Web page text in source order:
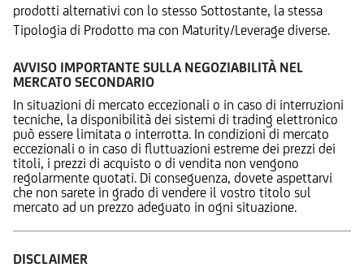
prodotti alternativi con lo stesso Sottostante, la stessa
Tipologia di Prodotto ma con Maturity/Leverage diverse.
AVVISO IMPORTANTE SULLA NEGOZIABILITÀ NEL
MERCATO SECONDARIO
In situazioni di mercato eccezionali o in caso di interruzioni
tecniche, la disponibilità dei sistemi di trading elettronico
può essere limitata o interrotta. In condizioni di mercato
eccezionali o in caso di fluttuazioni estreme dei prezzi dei
titoli, i prezzi di acquisto o di vendita non vengono
regolarmente quotati. Di conseguenza, dovete aspettarvi
che non sarete in grado di vendere il vostro titolo sul
mercato ad un prezzo adeguato in ogni situazione.
DISCLAIMER